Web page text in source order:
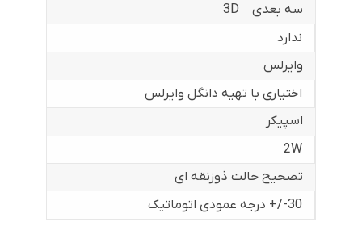
سه بعدی – 3D
ندارد
وایرلس
اختیاری با تهیه دانگل وایرلس
اسپیکر
2W
تصحیح حالت ذوزنقه ای
30-/+ درجه عمودی اتوماتیک